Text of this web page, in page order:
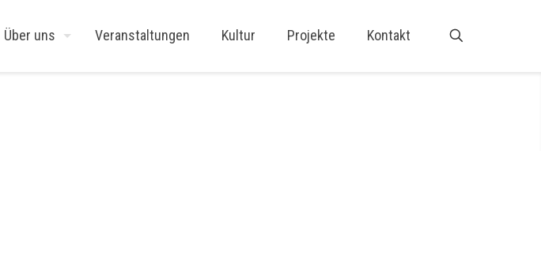
Über uns Veranstaltungen Kultur Projekte Kontakt